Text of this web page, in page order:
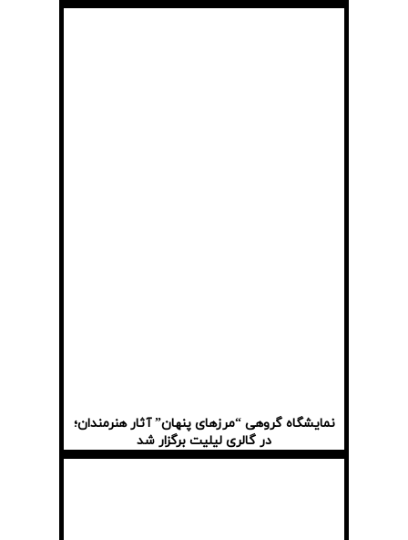
نمایشگاه گروهی “مرزهای پنهان” آثار هنرمندان؛
در گالری لیلیت برگزار شد